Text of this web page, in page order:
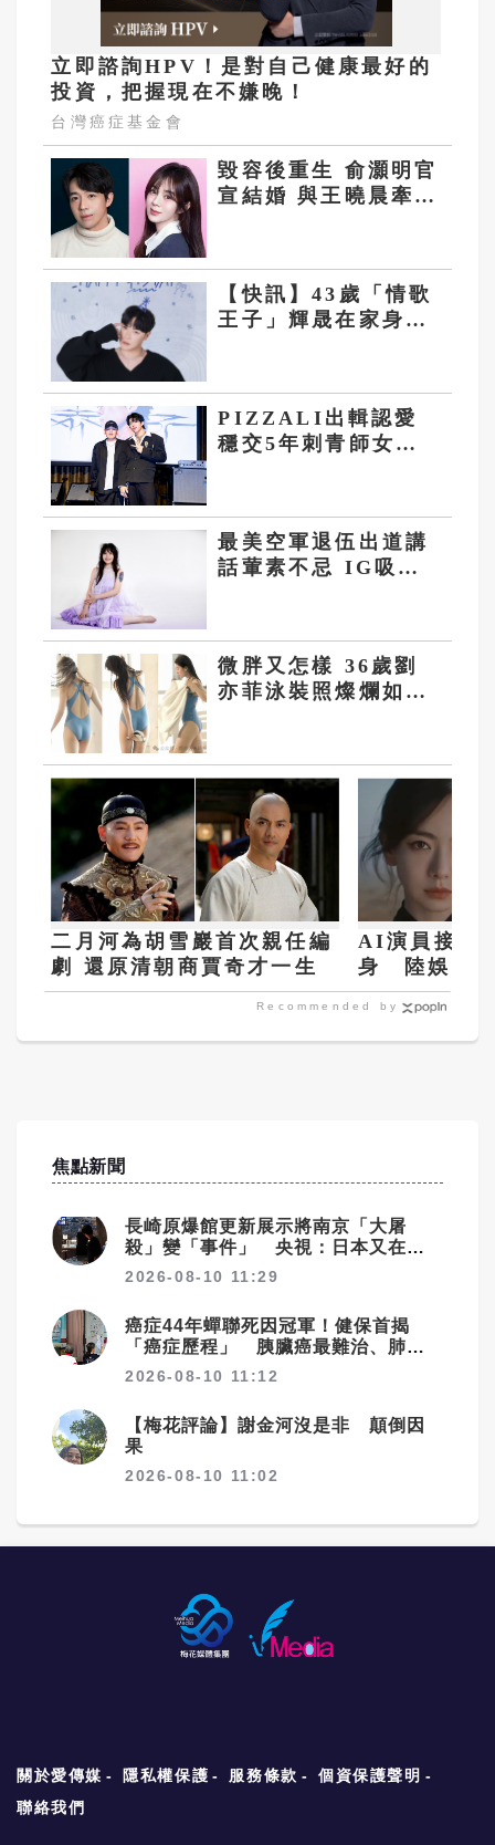
立即諮詢HPV！是對自己健康最好的
投資，把握現在不嫌晚！
台灣癌症基金會
毀容後重生 俞灝明官
宣結婚 與王曉晨牽手
【快訊】43歲「情歌
王子」輝晟在家身亡
PIZZALI出輯認愛
穩交5年刺青師女友
最美空軍退伍出道講
話葷素不忌 IG吸粉
微胖又怎樣 36歲劉
亦菲泳裝照燦爛如
二月河為胡雪巖首次親任編
劇 還原清朝商賈奇才一生
AI演員接代
身 陸娛樂
定義
Recommended by
焦點新聞
長崎原爆館更新展示將南京「大屠
殺」變「事件」 央視：日本又在偷
改歷史
2026-08-10 11:29
癌症44年蟬聯死因冠軍！健保首揭
「癌症歷程」 胰臟癌最難治、肺癌
驚見院際差41.8個百分點
2026-08-10 11:12
【梅花評論】謝金河沒是非 顛倒因
果
2026-08-10 11:02
關於愛傳媒 隱私權保護 服務條款
個資保護聲明
聯絡我們